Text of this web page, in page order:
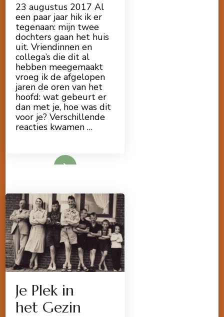
23 augustus 2017 Al
een paar jaar hik ik er
tegenaan: mijn twee
dochters gaan het huis
uit. Vriendinnen en
collega’s die dit al
hebben meegemaakt
vroeg ik de afgelopen
jaren de oren van het
hoofd: wat gebeurt er
dan met je, hoe was dit
voor je? Verschillende
reacties kwamen …
Je Plek in
het Gezin